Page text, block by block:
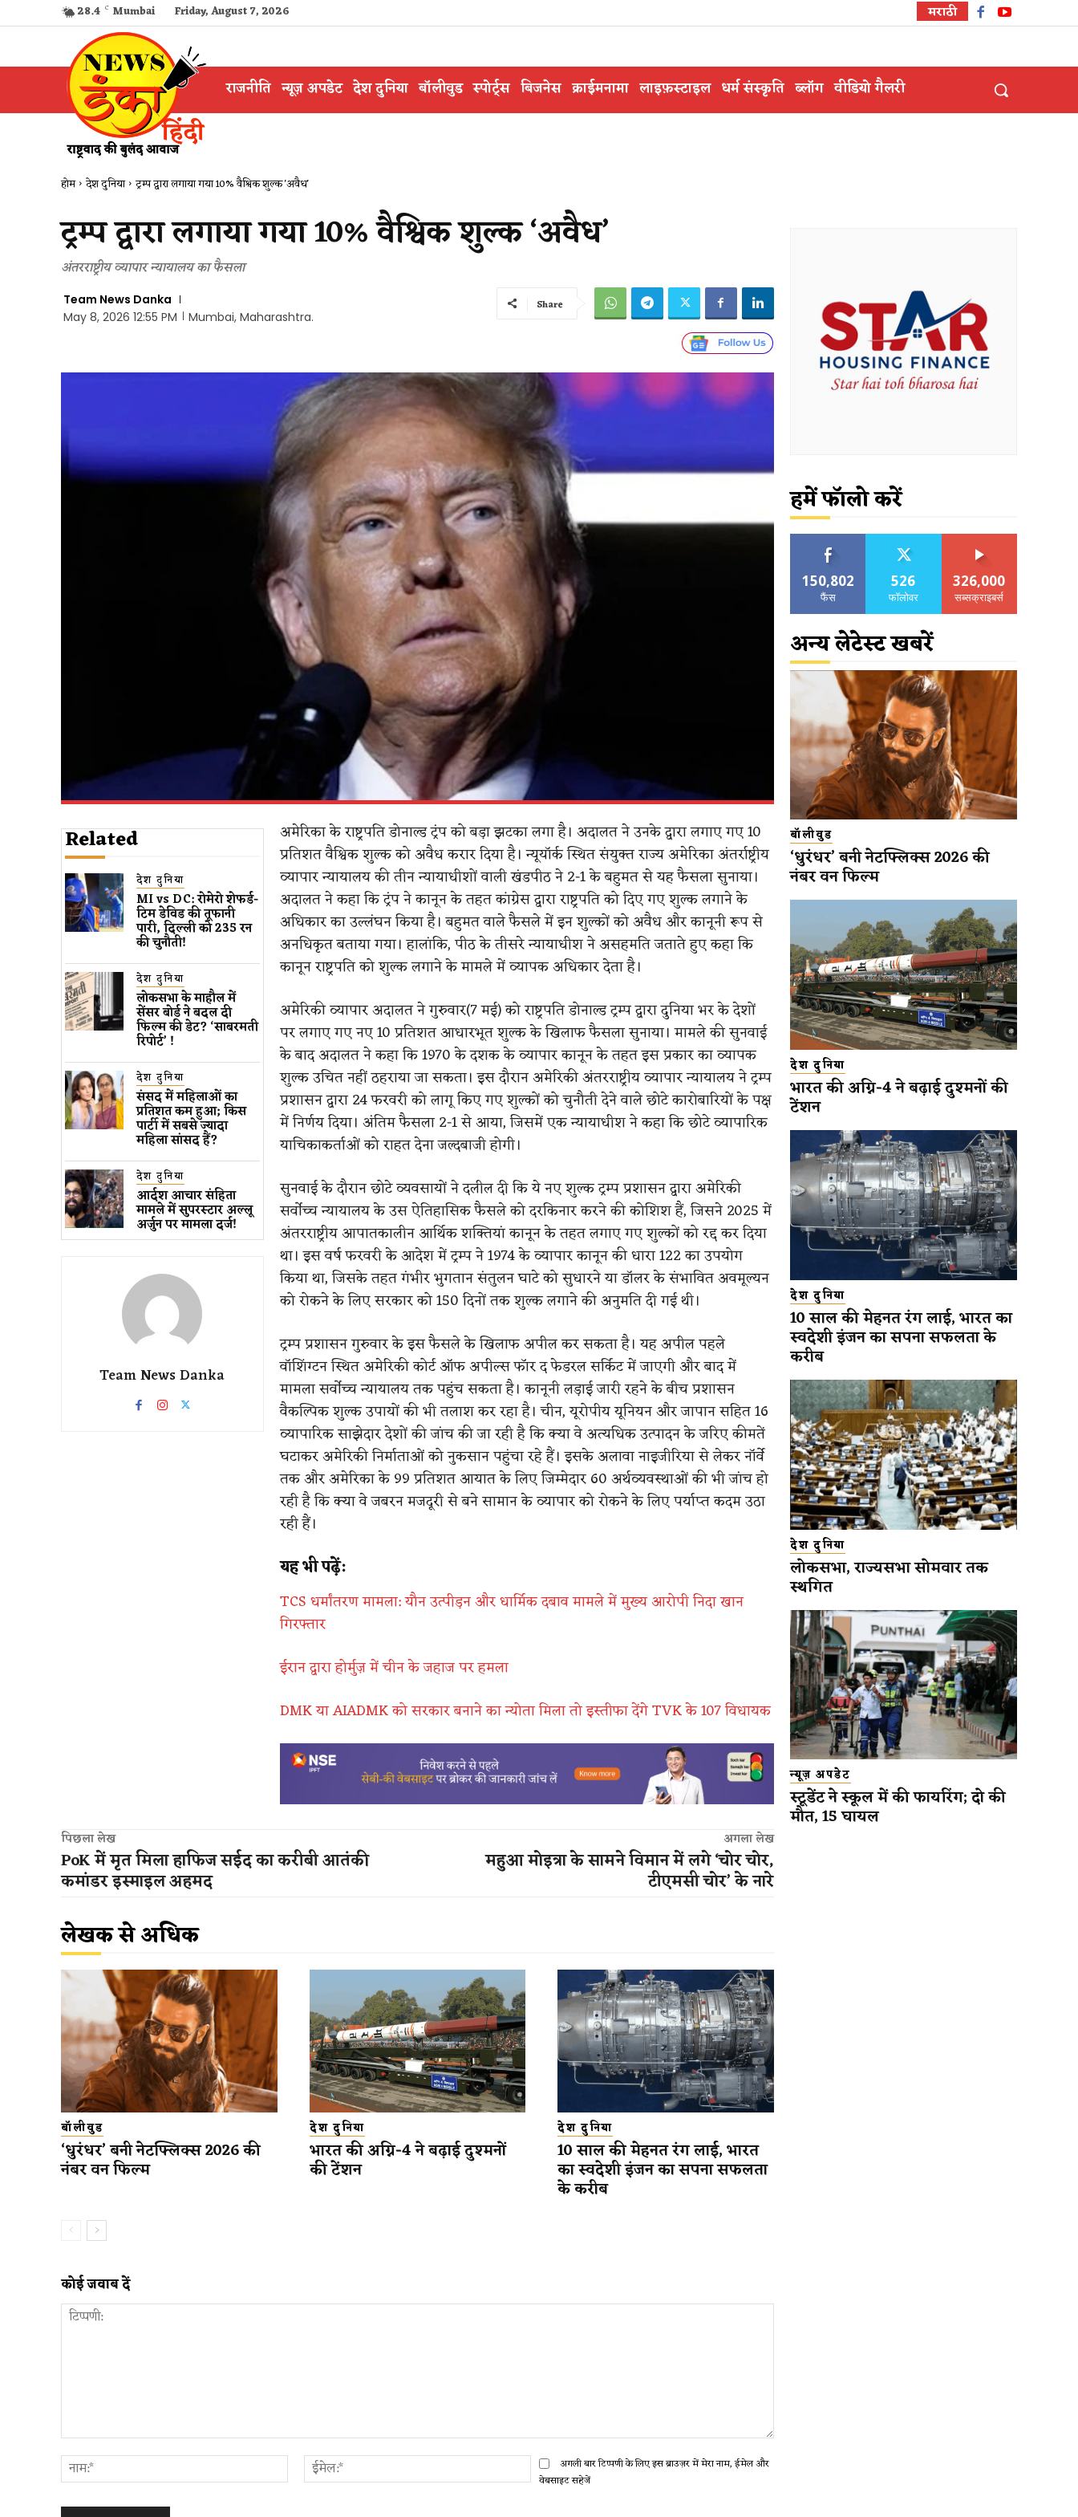
28.4 C Mumbai Friday, August 7, 2026 मराठी
राजनीति न्यूज़ अपडेट देश दुनिया बॉलीवुड स्पोर्ट्स बिजनेस क्राईमनामा लाइफ़स्टाइल धर्म संस्कृति ब्लॉग वीडियो गैलरी
होम देश दुनिया ट्रम्प द्वारा लगाया गया 10% वैश्विक शुल्क 'अवैध'
ट्रम्प द्वारा लगाया गया 10% वैश्विक शुल्क ‘अवैध’
अंतरराष्ट्रीय व्यापार न्यायालय का फैसला
Team News Danka
May 8, 2026 12:55 PM
Mumbai, Maharashtra.
Share
Related
देश दुनिया
MI vs DC: रोमेरो शेफर्ड-
टिम डेविड की तूफानी
पारी, दिल्ली को 235 रन
की चुनौती!
देश दुनिया
लोकसभा के माहौल में
सेंसर बोर्ड ने बदल दी
फिल्म की डेट? ‘साबरमती
रिपोर्ट’ !
देश दुनिया
संसद में महिलाओं का
प्रतिशत कम ​हुआ​; किस
पार्टी में सबसे ज्यादा
महिला सांसद हैं?
देश दुनिया
आर्दश आचार संहिता
मामले में सुपरस्टार अल्लू
अर्जुन पर मामला दर्ज!
Team News Danka
अमेरिका के राष्ट्रपति डोनाल्ड ट्रंप को बड़ा झटका लगा है। अदालत ने उनके द्वारा लगाए गए 10
प्रतिशत वैश्विक शुल्क को अवैध करार दिया है। न्यूयॉर्क स्थित संयुक्त राज्य अमेरिका अंतर्राष्ट्रीय
व्यापार न्यायालय की तीन न्यायाधीशों वाली खंडपीठ ने 2-1 के बहुमत से यह फैसला सुनाया।
अदालत ने कहा कि ट्रंप ने कानून के तहत कांग्रेस द्वारा राष्ट्रपति को दिए गए शुल्क लगाने के
अधिकार का उल्लंघन किया है। बहुमत वाले फैसले में इन शुल्कों को अवैध और कानूनी रूप से
अनधिकृत बताया गया। हालांकि, पीठ के तीसरे न्यायाधीश ने असहमति जताते हुए कहा कि
कानून राष्ट्रपति को शुल्क लगाने के मामले में व्यापक अधिकार देता है।
अमेरिकी व्यापार अदालत ने गुरुवार(7 मई) को राष्ट्रपति डोनाल्ड ट्रम्प द्वारा दुनिया भर के देशों
पर लगाए गए नए 10 प्रतिशत आधारभूत शुल्क के खिलाफ फैसला सुनाया। मामले की सुनवाई
के बाद अदालत ने कहा कि 1970 के दशक के व्यापार कानून के तहत इस प्रकार का व्यापक
शुल्क उचित नहीं ठहराया जा सकता। इस दौरान अमेरिकी अंतरराष्ट्रीय व्यापार न्यायालय ने ट्रम्प
प्रशासन द्वारा 24 फरवरी को लागू किए गए शुल्कों को चुनौती देने वाले छोटे कारोबारियों के पक्ष
में निर्णय दिया। अंतिम फैसला 2-1 से आया, जिसमें एक न्यायाधीश ने कहा कि छोटे व्यापारिक
याचिकाकर्ताओं को राहत देना जल्दबाजी होगी।
सुनवाई के दौरान छोटे व्यवसायों ने दलील दी कि ये नए शुल्क ट्रम्प प्रशासन द्वारा अमेरिकी
सर्वोच्च न्यायालय के उस ऐतिहासिक फैसले को दरकिनार करने की कोशिश हैं, जिसने 2025 में
अंतरराष्ट्रीय आपातकालीन आर्थिक शक्तियां कानून के तहत लगाए गए शुल्कों को रद्द कर दिया
था। इस वर्ष फरवरी के आदेश में ट्रम्प ने 1974 के व्यापार कानून की धारा 122 का उपयोग
किया था, जिसके तहत गंभीर भुगतान संतुलन घाटे को सुधारने या डॉलर के संभावित अवमूल्यन
को रोकने के लिए सरकार को 150 दिनों तक शुल्क लगाने की अनुमति दी गई थी।
ट्रम्प प्रशासन गुरुवार के इस फैसले के खिलाफ अपील कर सकता है। यह अपील पहले
वॉशिंग्टन स्थित अमेरिकी कोर्ट ऑफ अपील्स फॉर द फेडरल सर्किट में जाएगी और बाद में
मामला सर्वोच्च न्यायालय तक पहुंच सकता है। कानूनी लड़ाई जारी रहने के बीच प्रशासन
वैकल्पिक शुल्क उपायों की भी तलाश कर रहा है। चीन, यूरोपीय यूनियन और जापान सहित 16
व्यापारिक साझेदार देशों की जांच की जा रही है कि क्या वे अत्यधिक उत्पादन के जरिए कीमतें
घटाकर अमेरिकी निर्माताओं को नुकसान पहुंचा रहे हैं। इसके अलावा नाइजीरिया से लेकर नॉर्वे
तक और अमेरिका के 99 प्रतिशत आयात के लिए जिम्मेदार 60 अर्थव्यवस्थाओं की भी जांच हो
रही है कि क्या वे जबरन मजदूरी से बने सामान के व्यापार को रोकने के लिए पर्याप्त कदम उठा
रही हैं।
यह भी पढ़ें:
TCS धर्मांतरण मामला: यौन उत्पीड़न और धार्मिक दबाव मामले में मुख्य आरोपी निदा खान
गिरफ्तार
ईरान द्वारा होर्मुज़ में चीन के जहाज पर हमला
DMK या AIADMK को सरकार बनाने का न्योता मिला तो इस्तीफा देंगे TVK के 107 विधायक
पिछला लेख
PoK में मृत मिला हाफिज सईद का करीबी आतंकी
कमांडर इस्माइल अहमद
अगला लेख
महुआ मोइत्रा के सामने विमान में लगे ‘चोर चोर,
टीएमसी चोर’ के नारे
लेखक से अधिक
बॉलीवुड
‘धुरंधर’ बनी नेटफ्लिक्स 2026 की
नंबर वन फिल्म
देश दुनिया
भारत की अग्नि-4 ने बढ़ाई दुश्मनों
की टेंशन
देश दुनिया
10 साल की मेहनत रंग लाई, भारत
का स्वदेशी इंजन का सपना सफलता
के करीब
कोई जवाब दें
नाम:*
ईमेल:*अगली बार टिप्पणी के लिए इस ब्राउज़र में मेरा नाम, ईमेल और
वेबसाइट सहेजें
हमें फॉलो करें
150,802
फैंस
526
फॉलोवर
326,000
सब्सक्राइबर्स
अन्य लेटेस्ट खबरें
बॉलीवुड
‘धुरंधर’ बनी नेटफ्लिक्स 2026 की
नंबर वन फिल्म
देश दुनिया
भारत की अग्नि-4 ने बढ़ाई दुश्मनों की
टेंशन
देश दुनिया
10 साल की मेहनत रंग लाई, भारत का
स्वदेशी इंजन का सपना सफलता के
करीब
देश दुनिया
लोकसभा, राज्यसभा सोमवार तक
स्थगित
न्यूज़ अपडेट
स्टूडेंट ने स्कूल में की फायरिंग; दो की
मौत, 15 घायल